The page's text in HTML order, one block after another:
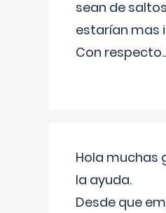
sean de
estarían mas
Con respecto
Hola muchas
la ayuda.
Desde que